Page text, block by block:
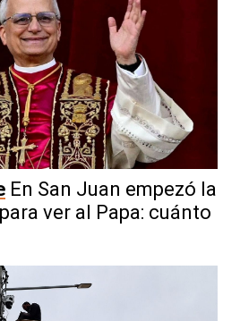
En San Juan empezó la
ver al Papa: cuánto